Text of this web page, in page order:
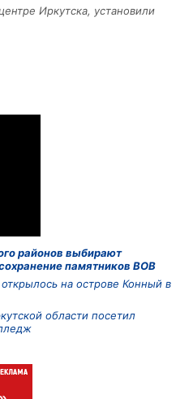
Иркутска, установили
районов выбирают
памятников ВОВ
на острове Конный в
области посетил